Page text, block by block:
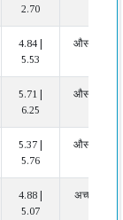
2.70
4.84 |
5.53
औसत
5.71 |
6.25
औसत
5.37 |
5.76
औसत
4.88 |
5.07
अच्छा